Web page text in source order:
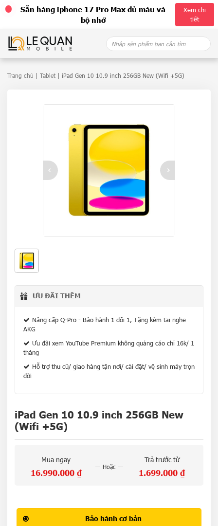
Sẵn hàng iphone 17 Pro Max đủ màu và
bộ nhớ
Xem chi
tiết
content
Search
for:
Trang chủ Tablet | iPad Gen 10 10.9 inch 256GB New (Wifi +5G)
ƯU ĐÃI THÊM
Nâng cấp Q-Pro - Bảo hành 1 đổi 1, Tặng kèm tai nghe
AKG
Ưu đãi xem YouTube Premium không quảng cáo chỉ 16k/ 1
tháng
Hỗ trợ thu cũ/ giao hàng tận nơi/ cài đặt/ vệ sinh máy trọn
đời
iPad Gen 10 10.9 inch 256GB New
(Wifi +5G)
Mua ngay
16.990.000 ₫
Hoặc
Trả trước từ
1.699.000₫
Bảo hành cơ bản